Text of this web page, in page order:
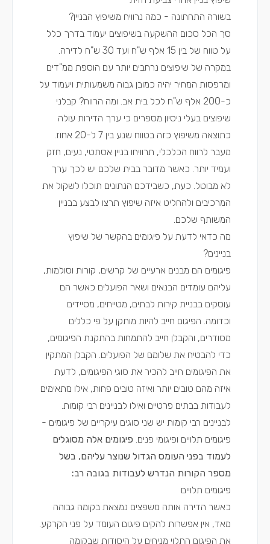
בשורה התחתונה - כמה נרוויח משיפוץ הבניין?
סך הכל סכום ההשקעה בשיפוצים יעמוד בדרך כלל
על טווח של בין 15 אלף ש"ח ועד 30 ש"ח לדירה.
במקרה של שיפוצים נרחבים יותר עם הוספת ממ"דים
ומרפסות המחיר יהיה כמובן גבוה משמעותית ויעמוד על
כ-200 אלף ש"ח לכל בית אב. ומה הרווח? קבלני
שיפוצים בעלי ניסיון מספרים כי ערך הדירות עולה
כתוצאה משיפוץ כזה בטווח שנע בין 7 ל-20 אחוז.
מעבר לרווח הכלכלי, תרוויחו בניין אסתטי, נעים, חזק
ועמיד יותר. כאשר מדובר בבית שלכם יש לכך ערך
לא מבוטל. כעת, כשבידכם הנתונים תוכלו לשקול את
המרכיבים ולהחליט איזה שיפוץ תרצו לבצע בבניין
המשותף שלכם.
מה כדאי לדעת על פיגומים בהקשר של שיפוץ
בניינים?
פיגומים הם מבנים ארעיים של קרשים, קורות וסולמות,
עליהם עומדים הבנאים ושאר הפועלים כאשר הם
עוסקים בבניית קירות לבתים, מטייחים, מסיידים
וכדומה. הפיגום חייב להיות מותקן על פי כללים
מסודרים, והקבלן חייב להתמחות בהתקנת הפיגומים,
כדי להבטיח את שלומם של הפועלים. הקבלן המתקין
את הפיגומים חייב להכיר את סוגי הפיגומים, לדעת
איזה מהם טובים יותר ואיזה טובים פחות, אילו מתאימים
לעבודות בבתים פרטיים ואילו לבניינים רבי קומות.
לבניינים רבי קומות יש שני סוגים עיקריים של פיגומים -
פיגומים תלויים ופיגומי פנים. פיגומים אלה מסוגלים
לעמוד בפני העומס הגדול שנוצר עליהם, בשל
מספר הקורות הנדרש לעבודות בגובה רב:
פיגומים תלויים
כאשר הדירה אותה משפצים נמצאת בקומה גבוהה
מאד, אין אפשרות להקים פיגום העומד על פני הקרקע.
את הפיגום התלוי מניחים על היסודות שבקומה